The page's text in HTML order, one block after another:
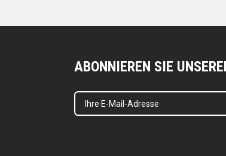
ABONNIEREN SIE